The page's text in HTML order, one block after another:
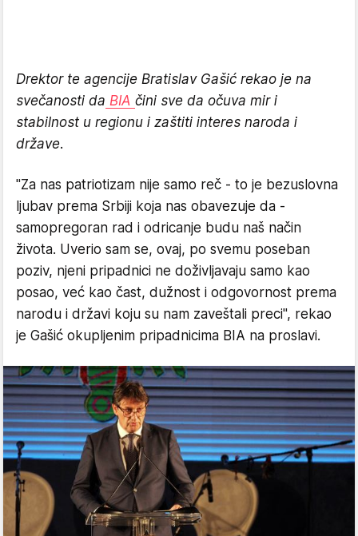
Drektor te agencije Bratislav Gašić rekao je na
svečanosti da BIA čini sve da očuva mir i
stabilnost u regionu i zaštiti interes naroda i
države.
"Za nas patriotizam nije samo reč - to je bezuslovna
ljubav prema Srbiji koja nas obavezuje da -
samopregoran rad i odricanje budu naš način
života. Uverio sam se, ovaj, po svemu poseban
poziv, njeni pripadnici ne doživljavaju samo kao
posao, već kao čast, dužnost i odgovornost prema
narodu i državi koju su nam zaveštali preci", rekao
je Gašić okupljenim pripadnicima BIA na proslavi.